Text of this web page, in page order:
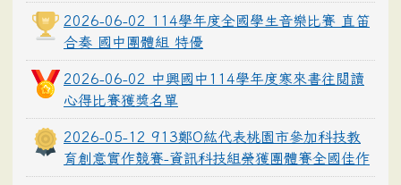
2026-06-02 114學年度全國學生音樂比賽 直笛
合奏 國中團體組 特優
2026-06-02 中興國中114學年度寒來書往閱讀
心得比賽獲獎名單
2026-05-12 913鄭O紘代表桃園市參加科技教
育創意實作競賽-資訊科技組榮獲團體賽全國佳作